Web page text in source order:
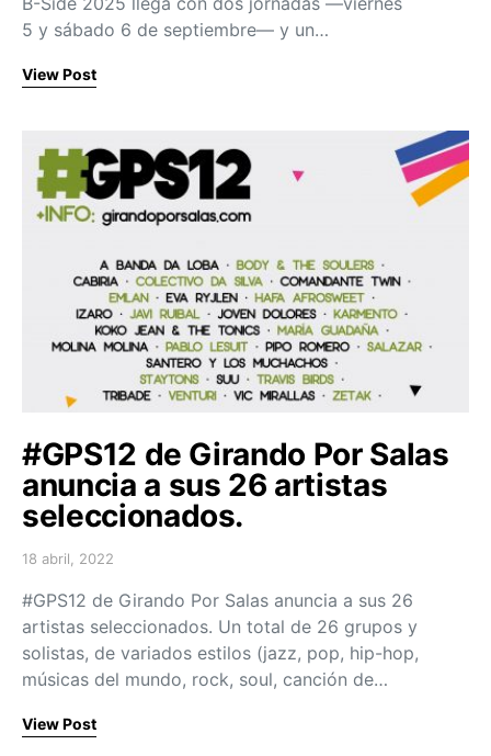
5 y sábado 6 de septiembre— y un…
View Post
#GPS12 de Girando Por Salas
anuncia a sus 26 artistas
seleccionados.
Posted on
18 abril, 2022
#GPS12 de Girando Por Salas anuncia a sus 26
artistas seleccionados. Un total de 26 grupos y
solistas, de variados estilos (jazz, pop, hip-hop,
músicas del mundo, rock, soul, canción de…
View Post